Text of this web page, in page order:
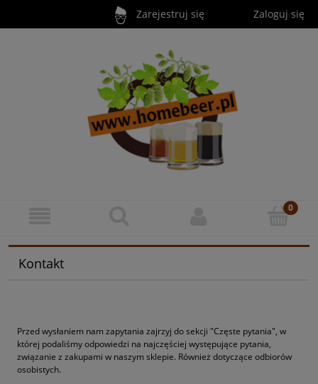
Zarejestruj się Zaloguj się
Kontakt
Przed wysłaniem nam zapytania zajrzyj do sekcji "Częste pytania", w
której podaliśmy odpowiedzi na najczęściej występujące pytania,
związanie z zakupami w naszym sklepie. Również dotyczące odbiorów
osobistych.